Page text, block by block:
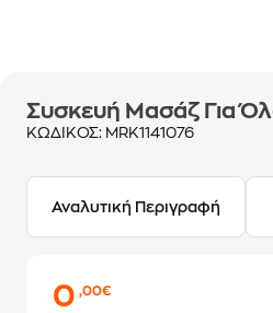
Συσκευή Μασάζ Για
ΚΩΔΙΚΟΣ: MRK1141076
Αναλυτική Περιγραφή
0,00€